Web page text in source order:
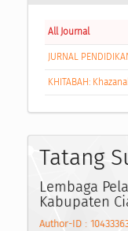
All Journal
JURNAL
KHITABAH:
Tatang
Lembaga
Kabupaten
Author-ID :